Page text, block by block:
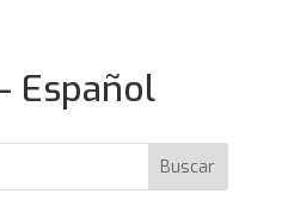
Español
Buscar